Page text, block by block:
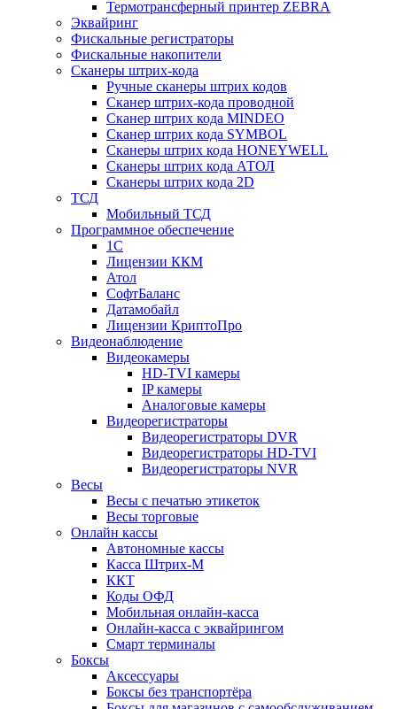
Термотрансферный принтер ZEBRA
Эквайринг
Фискальные регистраторы
Фискальные накопители
Сканеры штрих-кода
Ручные сканеры штрих кодов
Сканер штрих-кода проводной
Сканер штрих кода MINDEO
Сканер штрих кода SYMBOL
Сканеры штрих кода HONEYWELL
Сканеры штрих кода АТОЛ
Сканеры штрих кода 2D
ТСД
Мобильный ТСД
Программное обеспечение
1С
Лицензии ККМ
Атол
СофтБаланс
Датамобайл
Лицензии КриптоПро
Видеонаблюдение
Видеокамеры
HD-TVI камеры
IP камеры
Аналоговые камеры
Видеорегистраторы
Видеорегистраторы DVR
Видеорегистраторы HD-TVI
Видеорегистраторы NVR
Весы
Весы с печатью этикеток
Весы торговые
Онлайн кассы
Автономные кассы
Касса Штрих-М
ККТ
Коды ОФД
Мобильная онлайн-касса
Онлайн-касса с эквайрингом
Смарт терминалы
Боксы
Аксессуары
Боксы без транспортёра